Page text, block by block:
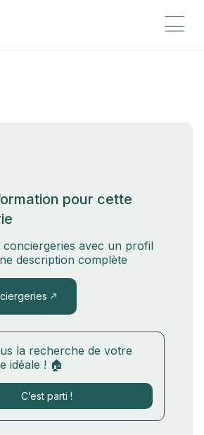
pour cette
conciergeries avec un profil
description complète
la recherche de votre
idéale ! 🏠
C’est parti !